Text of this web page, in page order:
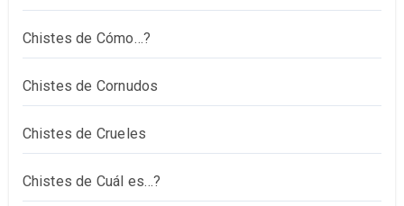
Chistes de Cómo…?
Chistes de Cornudos
Chistes de Crueles
Chistes de Cuál es…?